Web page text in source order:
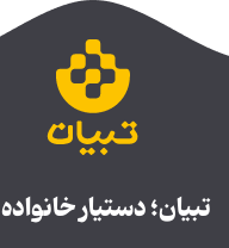
تبیان؛ دستیار خانواده